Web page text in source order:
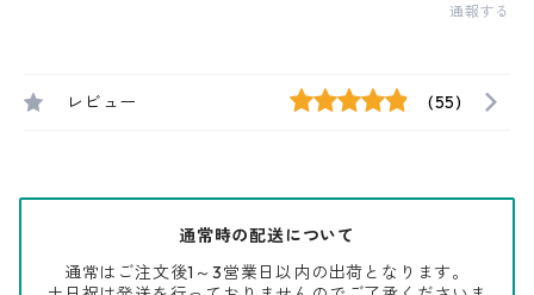
通報する
レビュー (55)
通常時の配送について
通常はご注文後1～3営業日以内の出荷となります。